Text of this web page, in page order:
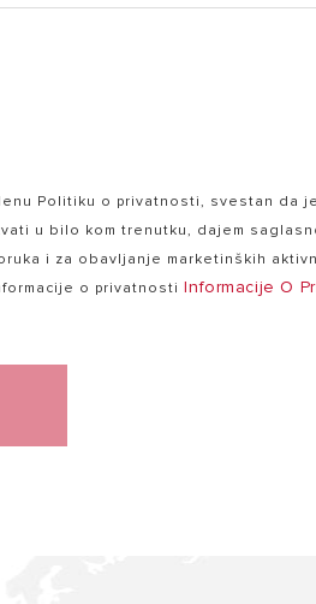
Politiku o privatnosti, svestan da
u bilo kom trenutku, dajem
i za obavljanje marketinških
o privatnostiInformacije O